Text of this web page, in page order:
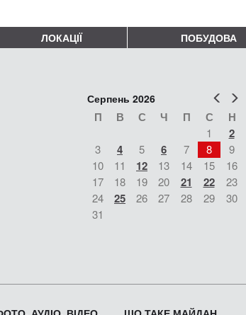
ЛОКАЦІЇ ПОБУДОВА
Попер
Серпень 2026
П В С Ч П С Н
1 2
3 4 5 6 7 8
9
10
11 12 13 14 15
16
17
18 19 20 21 22
23
24
25 26 27 28 29
30
31